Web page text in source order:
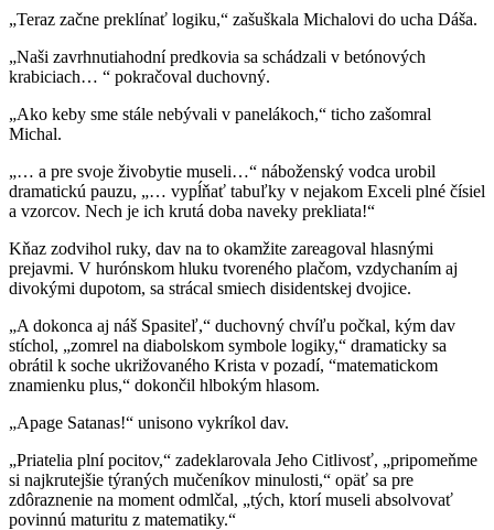
„Teraz začne preklínať logiku,“ zašuškala Michalovi do ucha Dáša.
„Naši zavrhnutiahodní predkovia sa schádzali v betónových
krabiciach… “ pokračoval duchovný.
„Ako keby sme stále nebývali v panelákoch,“ ticho zašomral
Michal.
„… a pre svoje živobytie museli…“ náboženský vodca urobil
dramatickú pauzu, „… vypĺňať tabuľky v nejakom Exceli plné čísiel
a vzorcov. Nech je ich krutá doba naveky prekliata!“
Kňaz zodvihol ruky, dav na to okamžite zareagoval hlasnými
prejavmi. V hurónskom hluku tvoreného plačom, vzdychaním aj
divokými dupotom, sa strácal smiech disidentskej dvojice.
„A dokonca aj náš Spasiteľ,“ duchovný chvíľu počkal, kým dav
stíchol, „zomrel na diabolskom symbole logiky,“ dramaticky sa
obrátil k soche ukrižovaného Krista v pozadí, “matematickom
znamienku plus,“ dokončil hlbokým hlasom.
„Apage Satanas!“ unisono vykríkol dav.
„Priatelia plní pocitov,“ zadeklarovala Jeho Citlivosť, „pripomeňme
si najkrutejšie týraných mučeníkov minulosti,“ opäť sa pre
zdôraznenie na moment odmlčal, „tých, ktorí museli absolvovať
povinnú maturitu z matematiky.“